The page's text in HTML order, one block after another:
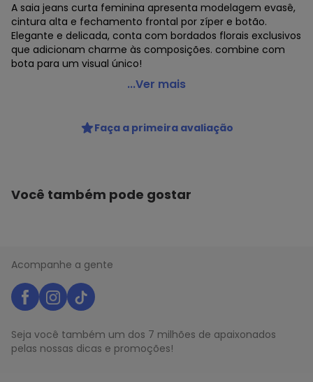
A saia jeans curta feminina apresenta modelagem evasê,
cintura alta e fechamento frontal por zíper e botão.
Elegante e delicada, conta com bordados florais exclusivos
que adicionam charme às composições. combine com
bota para um visual único!
Lança Perfume - Saia Curta Jeans Evasê A0004
Histórico de preços
agosto/2026
julho/2026
fevereiro/2026
...Ver mais
Faça a primeira avaliação
Você também pode gostar
Acompanhe a gente
Seja você também um dos 7 milhões de apaixonados
pelas nossas dicas e promoções!